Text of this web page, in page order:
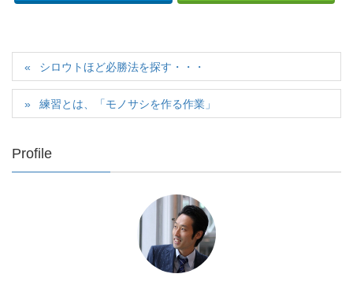
シロウトほど必勝法を探す・・・
練習とは、「モノサシを作る作業」
Profile